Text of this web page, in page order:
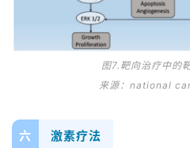
E
图7.靶向治疗中的
来源：national
六 激素疗法